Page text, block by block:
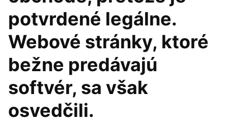
potvrdené legálne.
Webové stránky, ktoré
bežne predávajú
softvér, sa však
osvedčili.